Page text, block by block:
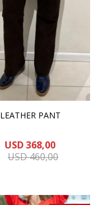
LEATHER PANT
USD368,00
USD460,00